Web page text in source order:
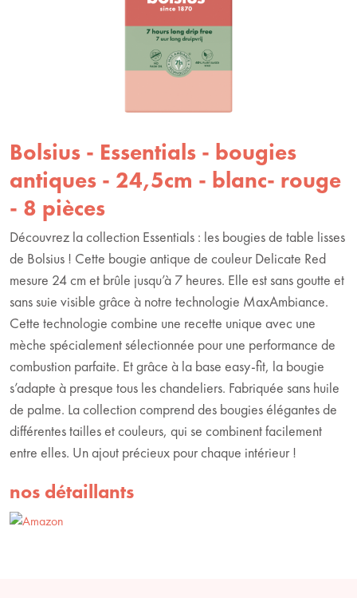
Bolsius - Essentials - bougies
antiques - 24,5cm - blanc- rouge
- 8 pièces
Découvrez la collection Essentials : les bougies de table lisses
de Bolsius ! Cette bougie antique de couleur Delicate Red
mesure 24 cm et brûle jusqu’à 7 heures. Elle est sans goutte et
sans suie visible grâce à notre technologie MaxAmbiance.
Cette technologie combine une recette unique avec une
mèche spécialement sélectionnée pour une performance de
combustion parfaite. Et grâce à la base easy-fit, la bougie
s’adapte à presque tous les chandeliers. Fabriquée sans huile
de palme. La collection comprend des bougies élégantes de
différentes tailles et couleurs, qui se combinent facilement
entre elles. Un ajout précieux pour chaque intérieur !
nos détaillants